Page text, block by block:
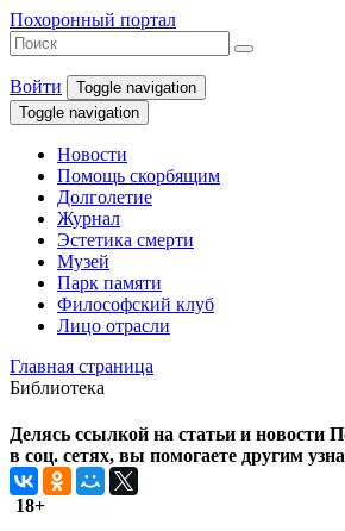
Похоронный портал
Войти
Toggle navigation
Toggle navigation
Новости
Помощь скорбящим
Долголетие
Журнал
Эстетика смерти
Музей
Парк памяти
Философский клуб
Лицо отрасли
Главная страница
Библиотека
Делясь ссылкой на статьи и новости
в соц. сетях, вы помогаете другим
18+